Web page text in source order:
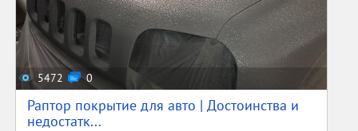
5472 0
Раптор покрытие для авто | Достоинства и
недостатк...